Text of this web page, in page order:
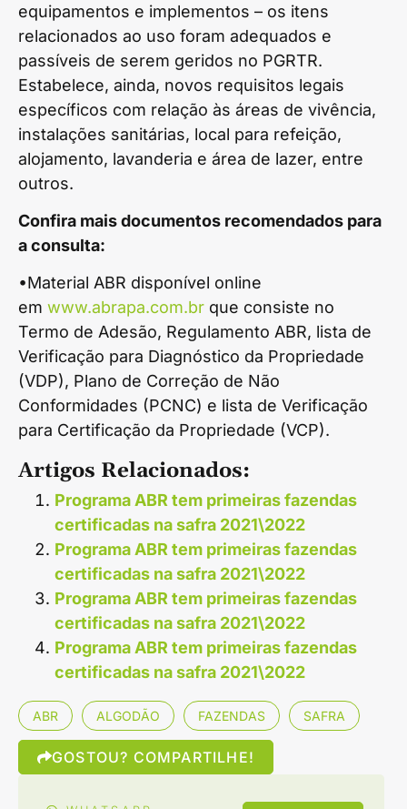
equipamentos e implementos – os itens
relacionados ao uso foram adequados e
passíveis de serem geridos no PGRTR.
Estabelece, ainda, novos requisitos legais
específicos com relação às áreas de vivência,
instalações sanitárias, local para refeição,
alojamento, lavanderia e área de lazer, entre
outros.
Confira mais documentos recomendados para
a consulta:
•Material ABR disponível online
em www.abrapa.com.br que consiste no
Termo de Adesão, Regulamento ABR, lista de
Verificação para Diagnóstico da Propriedade
(VDP), Plano de Correção de Não
Conformidades (PCNC) e lista de Verificação
para Certificação da Propriedade (VCP).
Artigos Relacionados:
Programa ABR tem primeiras fazendas
certificadas na safra 2021\2022
Programa ABR tem primeiras fazendas
certificadas na safra 2021\2022
Programa ABR tem primeiras fazendas
certificadas na safra 2021\2022
Programa ABR tem primeiras fazendas
certificadas na safra 2021\2022
ABR ALGODÃO FAZENDAS SAFRA
GOSTOU? COMPARTILHE!